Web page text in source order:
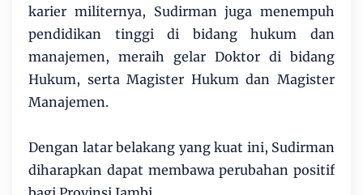
karier militernya, Sudirman juga menempuh
pendidikan tinggi di bidang hukum dan
manajemen, meraih gelar Doktor di bidang
Hukum, serta Magister Hukum dan Magister
Manajemen.
Dengan latar belakang yang kuat ini, Sudirman
diharapkan dapat membawa perubahan positif